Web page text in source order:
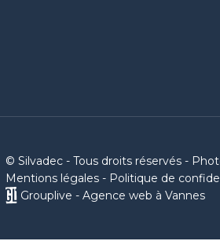
© Silvadec - Tous droits réservés -
Mentions légales - Politique de
Grouplive - Agence web à Vannes